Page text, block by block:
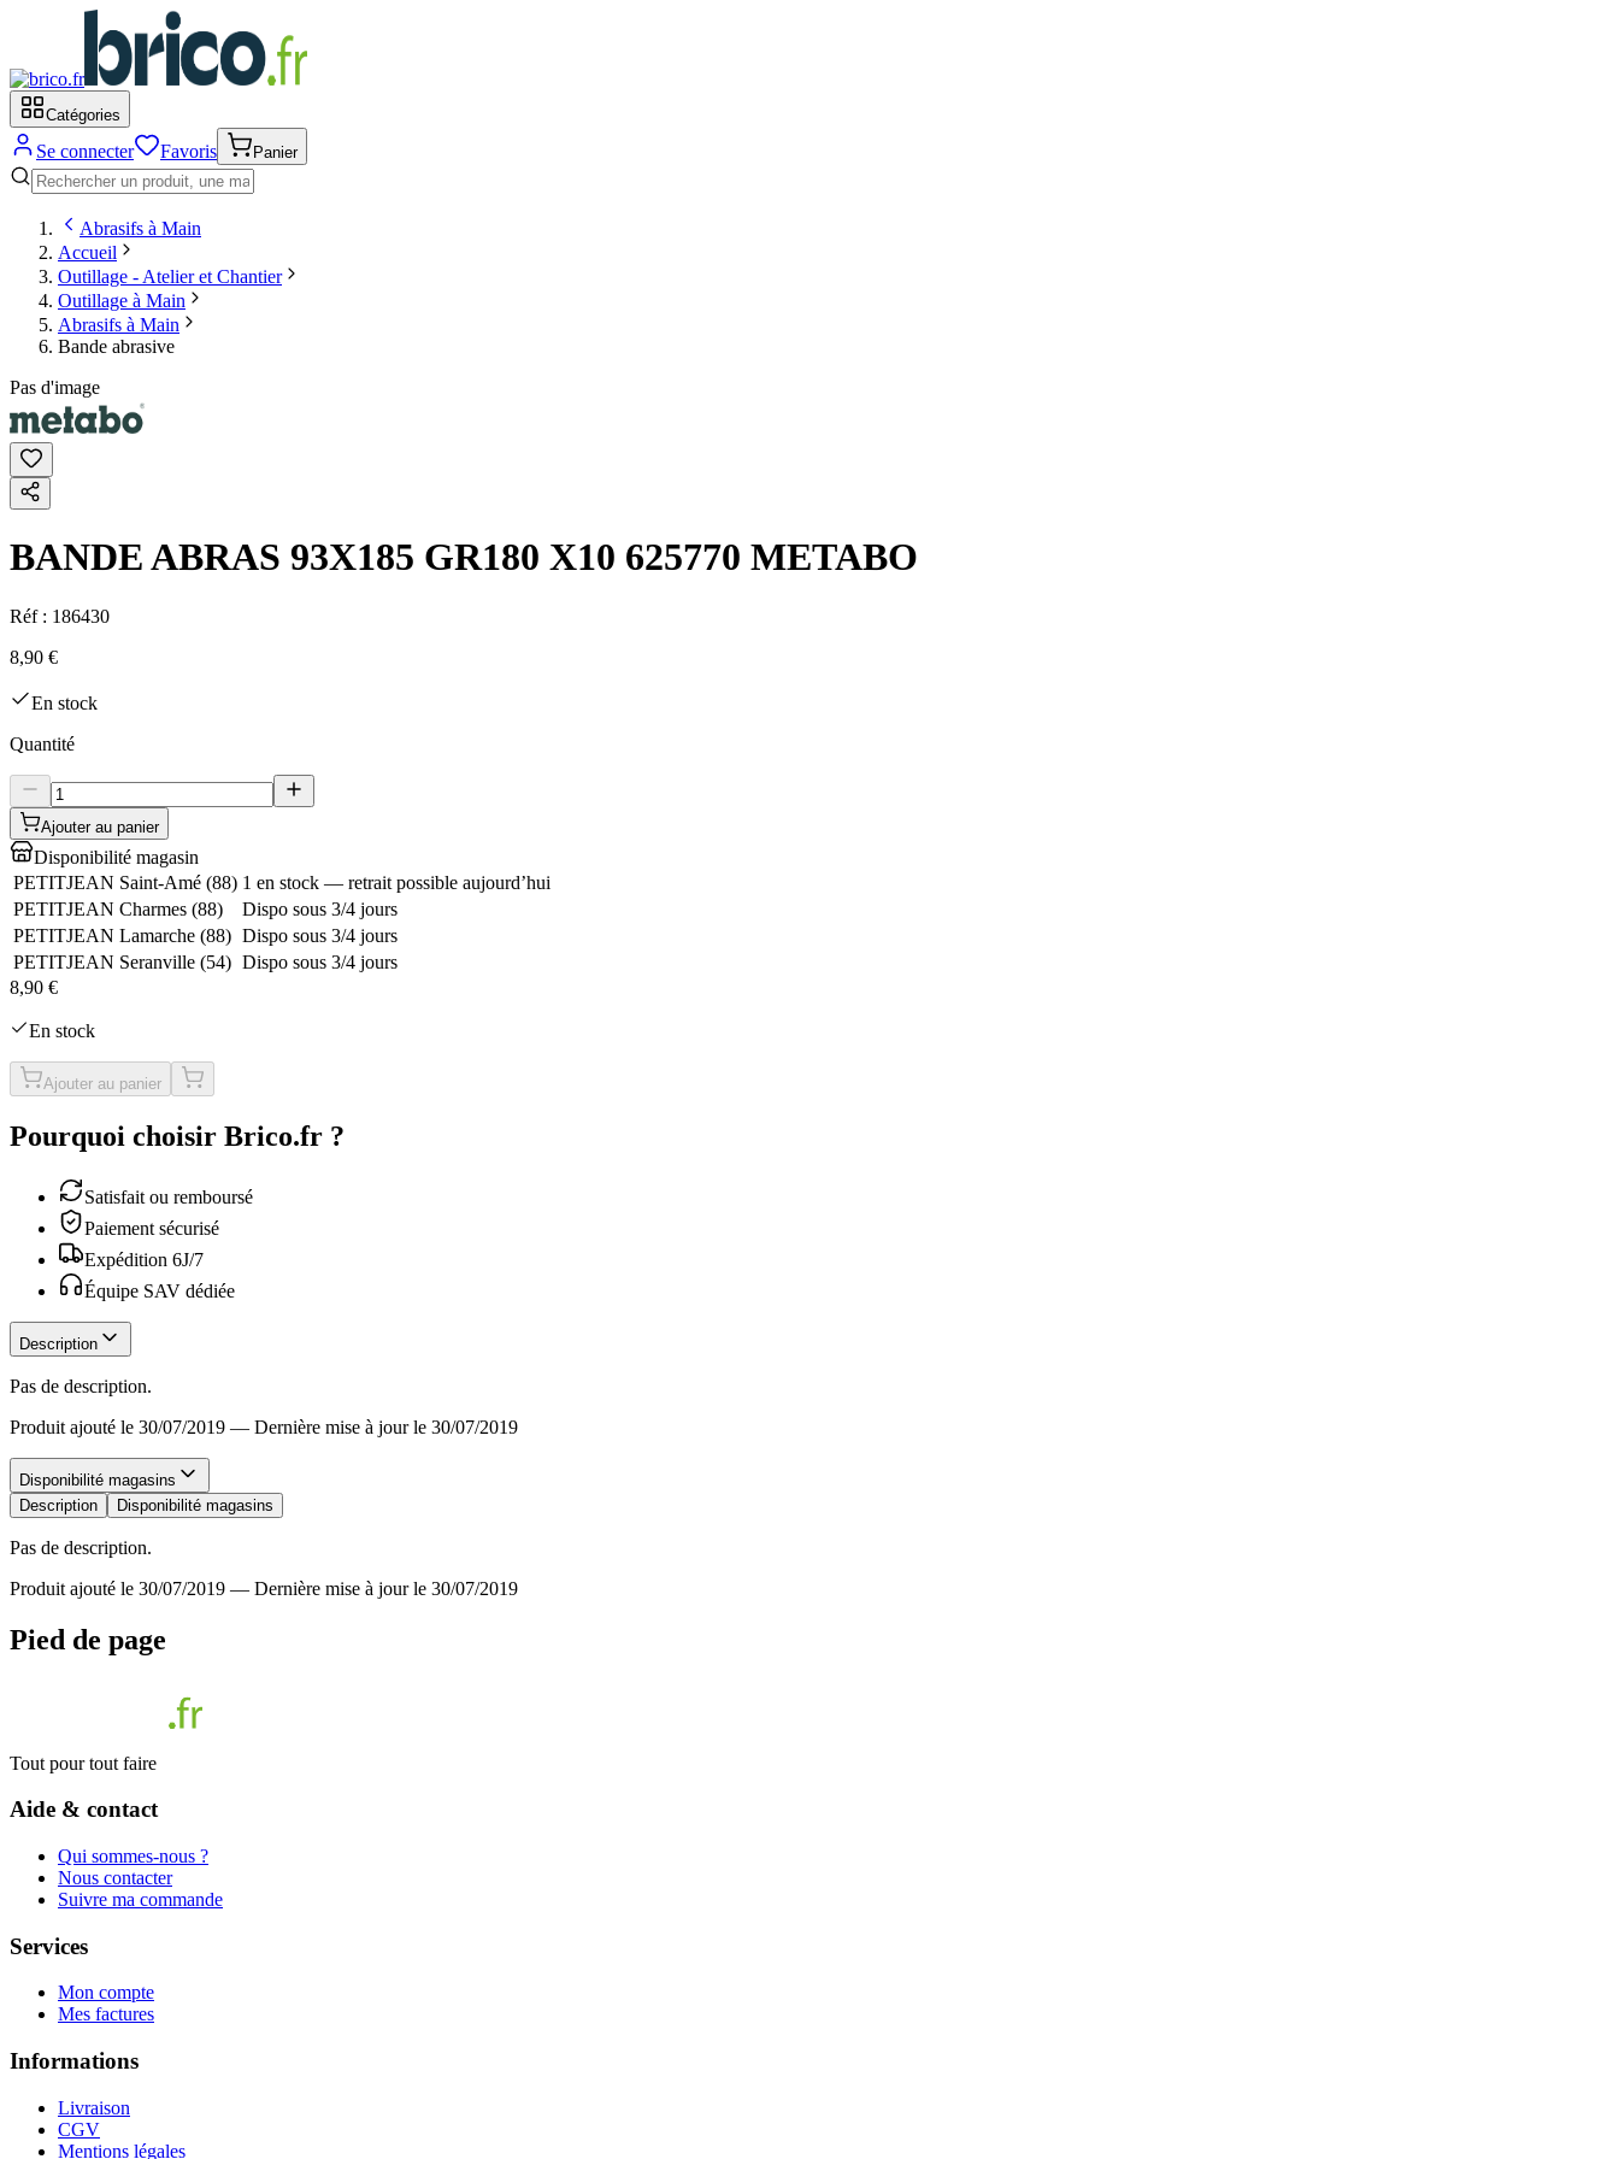
Catégories
Se connecter Favoris Panier
Abrasifs à Main
Accueil
Outillage - Atelier et Chantier
Outillage à Main
Abrasifs à Main
Bande abrasive
Pas d'image
BANDE ABRAS 93X185 GR180 X10 625770 METABO
Réf : 186430
8,90 €
En stock
Quantité
Ajouter au panier
Disponibilité magasin
PETITJEAN Saint-Amé (88) 1 en stock — retrait possible aujourd’hui
PETITJEAN Charmes (88)
Dispo sous 3/4 jours
PETITJEAN Lamarche (88) Dispo sous 3/4 jours
PETITJEAN Seranville (54) Dispo sous 3/4 jours
8,90 €
En stock
Ajouter au panier
Pourquoi choisir Brico.fr ?
Satisfait ou remboursé
Paiement sécurisé
Expédition 6J/7
Équipe SAV dédiée
Description
Pas de description.
Produit ajouté le 30/07/2019 — Dernière mise à jour le 30/07/2019
Disponibilité magasins
Description
Disponibilité magasins
Pas de description.
Produit ajouté le 30/07/2019 — Dernière mise à jour le 30/07/2019
Pied de page
Tout pour tout faire
Aide & contact
Qui sommes-nous ?
Nous contacter
Suivre ma commande
Services
Mon compte
Mes factures
Informations
Livraison
CGV
Mentions légales